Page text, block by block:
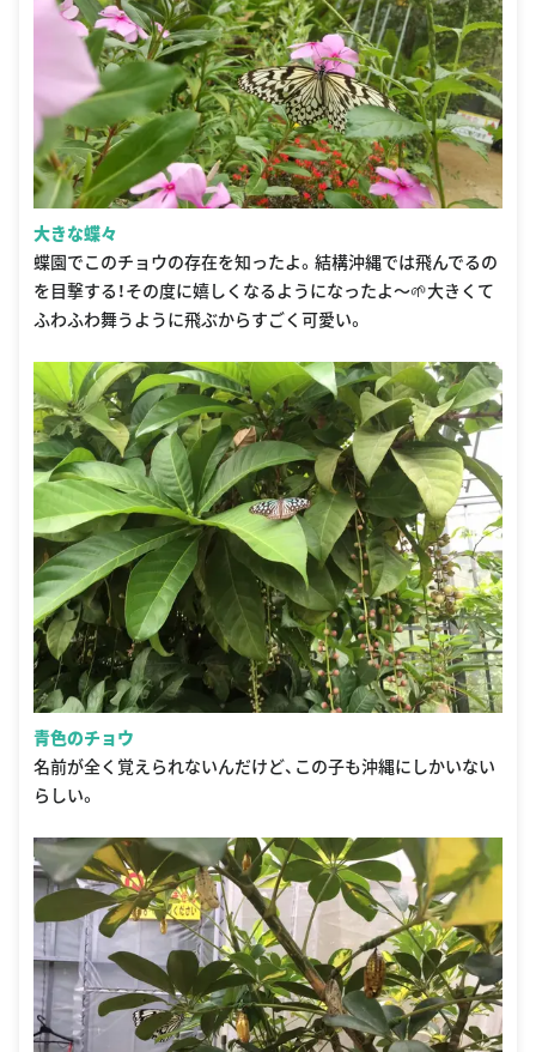
大きな蝶々
蝶園でこのチョウの存在を知ったよ。結構沖縄では飛んでるの
を目撃する！その度に嬉しくなるようになったよ〜🌱大きくて
ふわふわ舞うように飛ぶからすごく可愛い。
青色のチョウ
名前が全く覚えられないんだけど、この子も沖縄にしかいない
らしい。